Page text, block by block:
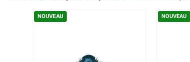
NOUVEAU NOUVEAU